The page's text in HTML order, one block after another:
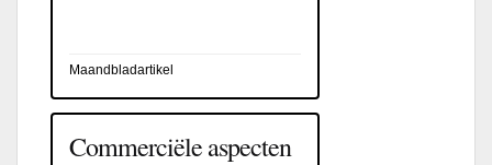
Maandbladartikel
Commerciële aspecten